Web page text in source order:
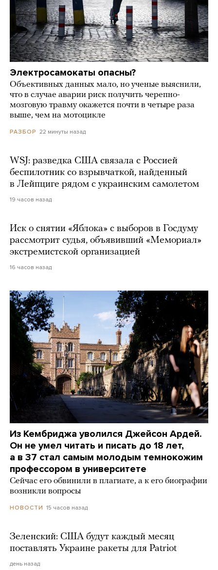
Электросамокаты опасны?
Объективных данных мало, но ученые выяснили,
что в случае аварии риск получить черепно-
мозговую травму окажется почти в четыре раза
выше, чем на мотоцикле
РАЗБОР 22 минуты назад
WSJ: разведка США связала с Россией
беспилотник со взрывчаткой, найденный
в Лейпциге рядом с украинским самолетом
19 часов назад
Иск о снятии «Яблока» с выборов в Госдуму
рассмотрит судья, объявивший «Мемориал»
экстремистской организацией
16 часов назад
Из Кембриджа уволился Джейсон Ардей.
Он не умел читать и писать до 18 лет,
а в 37 стал самым молодым темнокожим
профессором в университете
Сейчас его обвинили в плагиате, а к его биографии
возникли вопросы
НОВОСТИ 15 часов назад
Зеленский: США будут каждый месяц
поставлять Украине ракеты для Patriot
день назад